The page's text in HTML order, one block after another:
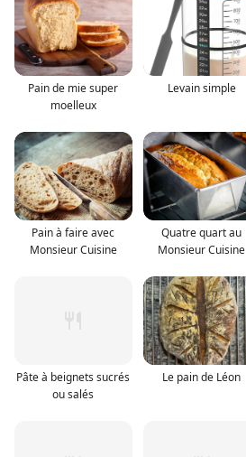
Pain de mie super
moelleux
Levain simple
Pain à faire avec
Monsieur Cuisine
Quatre quart au
Monsieur Cuisine
Pâte à beignets sucrés
ou salés
Le pain de Léon